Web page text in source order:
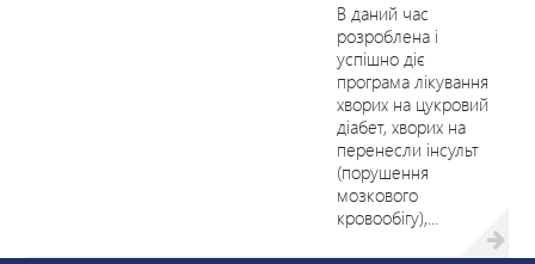
В даний час
розроблена і
успішно діє
програма лікування
хворих на цукровий
діабет, хворих на
перенесли інсульт
(порушення
мозкового
кровообігу),...